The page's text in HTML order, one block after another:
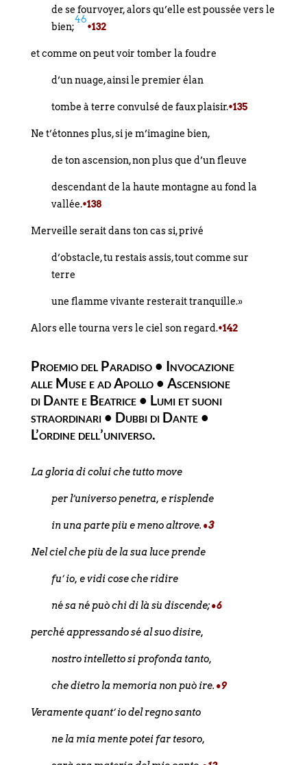
de se fourvoyer, alors qu’elle est poussée vers le
bien;
46
•132
et comme on peut voir tomber la foudre
d’un nuage, ainsi le premier élan
tombe à terre convulsé de faux plaisir.•135
Ne t’étonnes plus, si je m’imagine bien,
de ton ascension, non plus que d’un fleuve
descendant de la haute montagne au fond la
vallée.•138
Merveille serait dans ton cas si, privé
d’obstacle, tu restais assis, tout comme sur
terre
une flamme vivante resterait tranquille.»
Alors elle tourna vers le ciel son regard.•142
Proemio del Paradiso • Invocazione
alle Muse e ad Apollo • Ascensione
di Dante e Beatrice • Lumi et suoni
straordinari • Dubbi di Dante •
L’ordine dell’universo.
La gloria di colui che tutto move
per l’universo penetra, e risplende
in una parte più e meno altrove. •3
Nel ciel che più de la sua luce prende
fu’ io, e vidi cose che ridire
né sa né può chi di là sù discende;•6
perché appressando sé al suo disire,
nostro intelletto si profonda tanto,
che dietro la memoria non può ire. •9
Veramente quant’ io del regno santo
ne la mia mente potei far tesoro,